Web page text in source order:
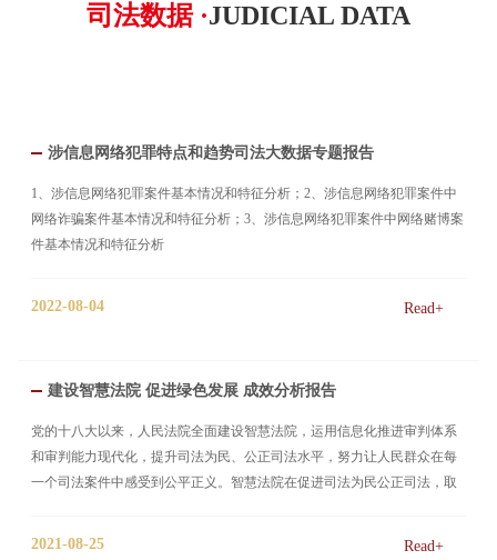
司法数据 ·JUDICIAL DATA
涉信息网络犯罪特点和趋势司法大数据专题报告
1、涉信息网络犯罪案件基本情况和特征分析；2、涉信息网络犯罪案件中
网络诈骗案件基本情况和特征分析；3、涉信息网络犯罪案件中网络赌博案
件基本情况和特征分析
2022-08-04 Read+
建设智慧法院 促进绿色发展 成效分析报告
党的十八大以来，人民法院全面建设智慧法院，运用信息化推进审判体系
和审判能力现代化，提升司法为民、公正司法水平，努力让人民群众在每
一个司法案件中感受到公平正义。智慧法院在促进司法为民公正司法，取
2021-08-25 Read+